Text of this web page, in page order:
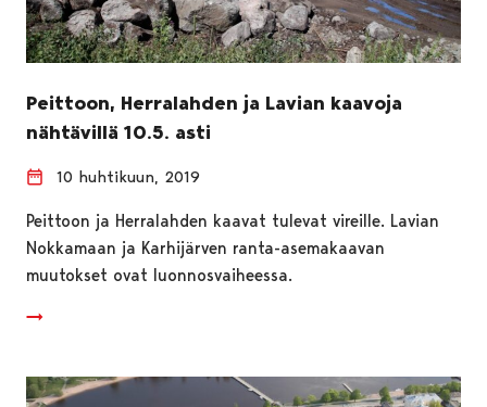
Peittoon, Herralahden ja Lavian kaavoja
nähtävillä 10.5. asti
10 huhtikuun, 2019
Peittoon ja Herralahden kaavat tulevat vireille. Lavian
Nokkamaan ja Karhijärven ranta-asemakaavan
muutokset ovat luonnosvaiheessa.